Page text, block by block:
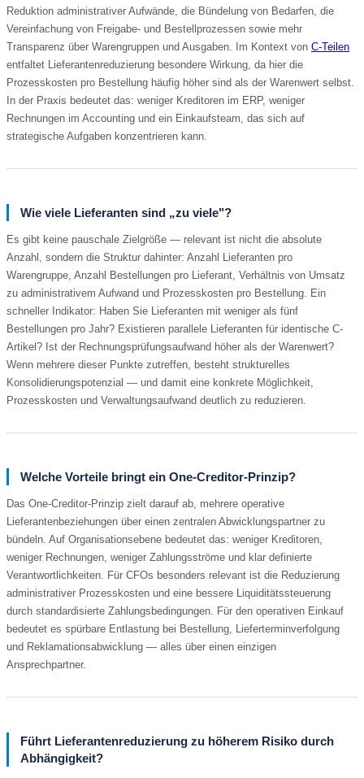
Reduktion administrativer Aufwände, die Bündelung von Bedarfen, die
Vereinfachung von Freigabe- und Bestellprozessen sowie mehr
Transparenz über Warengruppen und Ausgaben. Im Kontext von C-Teilen
entfaltet Lieferantenreduzierung besondere Wirkung, da hier die
Prozesskosten pro Bestellung häufig höher sind als der Warenwert selbst.
In der Praxis bedeutet das: weniger Kreditoren im ERP, weniger
Rechnungen im Accounting und ein Einkaufsteam, das sich auf
strategische Aufgaben konzentrieren kann.
Wie viele Lieferanten sind „zu viele"?
Es gibt keine pauschale Zielgröße — relevant ist nicht die absolute
Anzahl, sondern die Struktur dahinter: Anzahl Lieferanten pro
Warengruppe, Anzahl Bestellungen pro Lieferant, Verhältnis von Umsatz
zu administrativem Aufwand und Prozesskosten pro Bestellung. Ein
schneller Indikator: Haben Sie Lieferanten mit weniger als fünf
Bestellungen pro Jahr? Existieren parallele Lieferanten für identische C-
Artikel? Ist der Rechnungsprüfungsaufwand höher als der Warenwert?
Wenn mehrere dieser Punkte zutreffen, besteht strukturelles
Konsolidierungspotenzial — und damit eine konkrete Möglichkeit,
Prozesskosten und Verwaltungsaufwand deutlich zu reduzieren.
Welche Vorteile bringt ein One-Creditor-Prinzip?
Das One-Creditor-Prinzip zielt darauf ab, mehrere operative
Lieferantenbeziehungen über einen zentralen Abwicklungspartner zu
bündeln. Auf Organisationsebene bedeutet das: weniger Kreditoren,
weniger Rechnungen, weniger Zahlungsströme und klar definierte
Verantwortlichkeiten. Für CFOs besonders relevant ist die Reduzierung
administrativer Prozesskosten und eine bessere Liquiditätssteuerung
durch standardisierte Zahlungsbedingungen. Für den operativen Einkauf
bedeutet es spürbare Entlastung bei Bestellung, Lieferterminverfolgung
und Reklamationsabwicklung — alles über einen einzigen
Ansprechpartner.
Führt Lieferantenreduzierung zu höherem Risiko durch
Abhängigkeit?